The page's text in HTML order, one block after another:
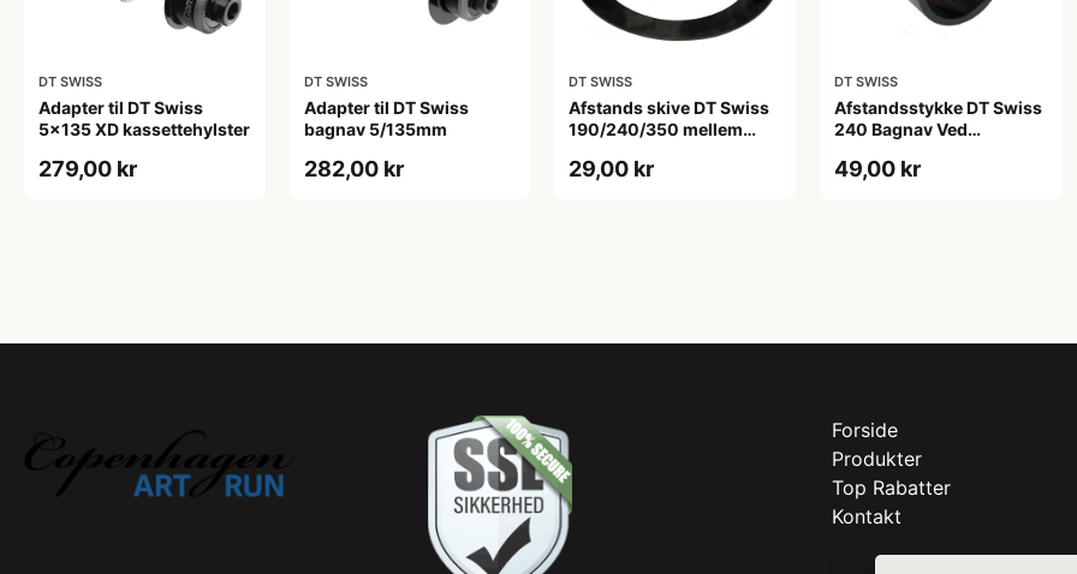
DT SWISS
Adapter til DT Swiss
5x135 XD kassettehylster
279,00 kr
DT SWISS
Adapter til DT Swiss
bagnav 5/135mm
282,00 kr
DT SWISS
Afstands skive DT Swiss
190/240/350 mellem
gevindring
29,00 kr
DT SWISS
Afstandsstykke DT Swiss
240 Bagnav Ved
49,00 kr
Forside
Produkter
Top Rabatter
Kontakt